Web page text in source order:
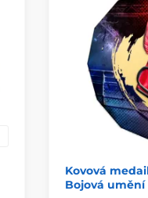
Kovová
Bojová umění